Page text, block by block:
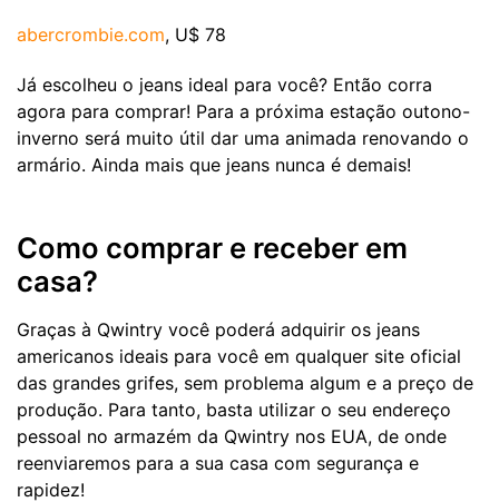
abercrombie.com, U$ 78
Já escolheu o jeans ideal para você? Então corra
agora para comprar! Para a próxima estação outono-
inverno será muito útil dar uma animada renovando o
armário. Ainda mais que jeans nunca é demais!
Como comprar e receber em
casa?
Graças à Qwintry você poderá adquirir os jeans
americanos ideais para você em qualquer site oficial
das grandes grifes, sem problema algum e a preço de
produção. Para tanto, basta utilizar o seu endereço
pessoal no armazém da Qwintry nos EUA, de onde
reenviaremos para a sua casa com segurança e
rapidez!